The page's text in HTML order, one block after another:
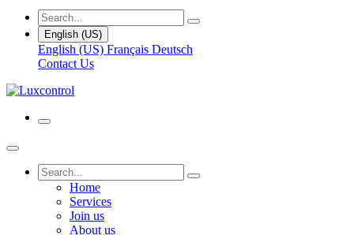
English (US)
English (US) Français Deutsch
Contact Us
Home
Services
Join us
About us